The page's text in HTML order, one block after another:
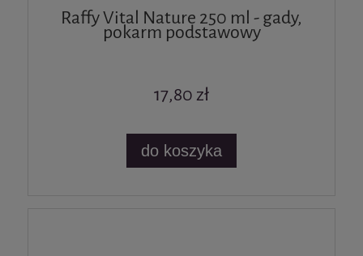
Raffy Vital Nature 250 ml - gady,
pokarm podstawowy
17,80 zł
do koszyka